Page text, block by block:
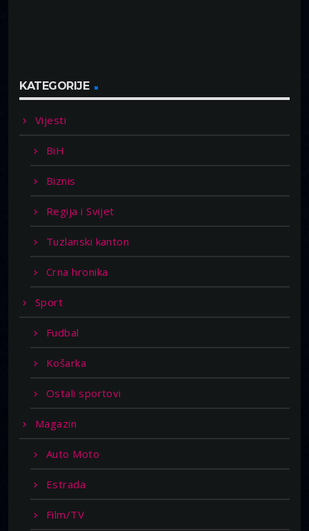
KATEGORIJE
Vijesti
BiH
Biznis
Regija i Svijet
Tuzlanski kanton
Crna hronika
Sport
Fudbal
Košarka
Ostali sportovi
Magazin
Auto Moto
Estrada
Film/TV